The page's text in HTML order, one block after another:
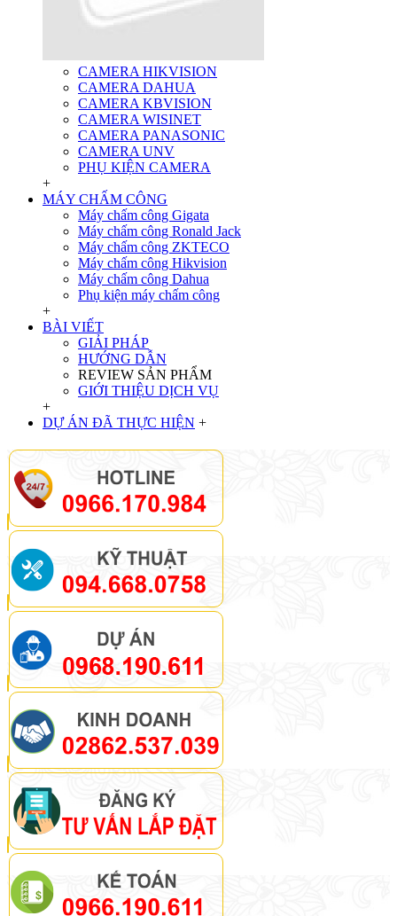
CAMERA HIKVISION
CAMERA DAHUA
CAMERA KBVISION
CAMERA WISINET
CAMERA PANASONIC
CAMERA UNV
PHỤ KIỆN CAMERA
+
MÁY CHẤM CÔNG
Máy chấm công Gigata
Máy chấm công Ronald Jack
Máy chấm công ZKTECO
Máy chấm công Hikvision
Máy chấm công Dahua
Phụ kiện máy chấm công
+
BÀI VIẾT
GIẢI PHÁP
HƯỚNG DẪN
REVIEW SẢN PHẨM
GIỚI THIỆU DỊCH VỤ
+
DỰ ÁN ĐÃ THỰC HIỆN +